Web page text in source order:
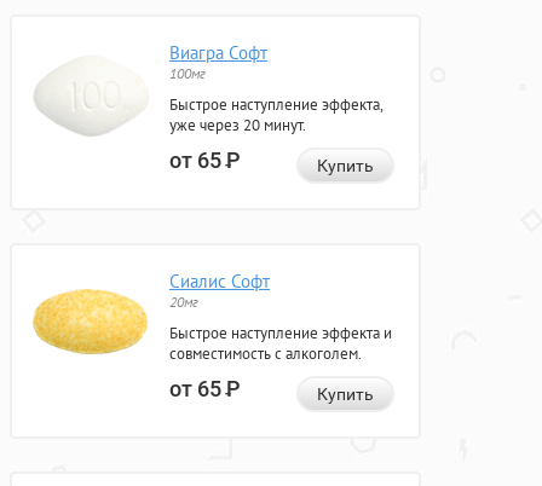
Виагра Софт
100мг
Быстрое наступление эффекта,
уже через 20 минут.
от 65Р Купить
Сиалис Софт
20мг
Быстрое наступление эффекта и
совместимость с алкоголем.
от 65Р Купить